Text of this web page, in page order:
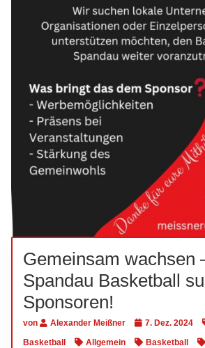
Gemeinsam wachsen
Spandau Basketball
Sponsoren!
von Alexander Meißner 7. Dez. 2024
Basketball
Allgemein Basketball